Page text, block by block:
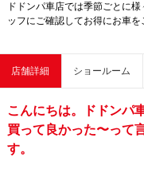
ドドンパ車店では季節ごとに
ッフにご確認してお得にお車を
店舗詳細 ショールーム
こんにちは。ドドンパ
買って良かった〜って
す。